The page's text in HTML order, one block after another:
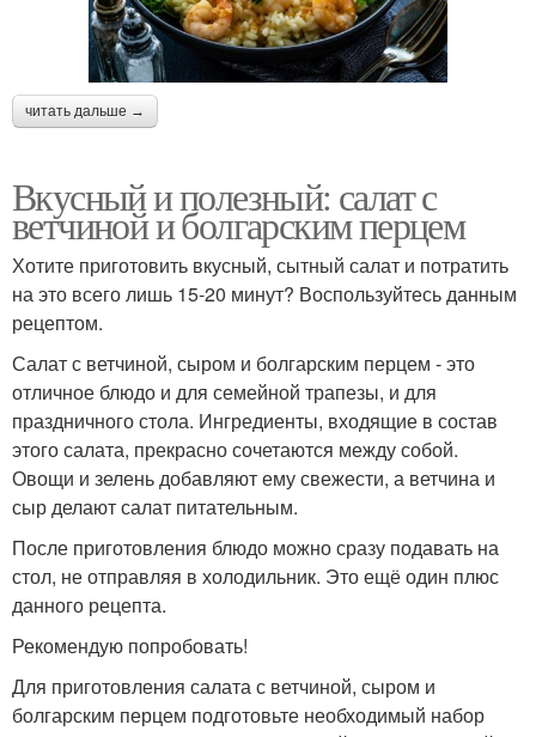
читать дальше →
Вкусный и полезный: салат с
ветчиной и болгарским перцем
Хотите приготовить вкусный, сытный салат и потратить
на это всего лишь 15-20 минут? Воспользуйтесь данным
рецептом.
Салат с ветчиной, сыром и болгарским перцем - это
отличное блюдо и для семейной трапезы, и для
праздничного стола. Ингредиенты, входящие в состав
этого салата, прекрасно сочетаются между собой.
Овощи и зелень добавляют ему свежести, а ветчина и
сыр делают салат питательным.
После приготовления блюдо можно сразу подавать на
стол, не отправляя в холодильник. Это ещё один плюс
данного рецепта.
Рекомендую попробовать!
Для приготовления салата с ветчиной, сыром и
болгарским перцем подготовьте необходимый набор